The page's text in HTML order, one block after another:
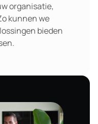
organisatie,
kunnen we
bieden